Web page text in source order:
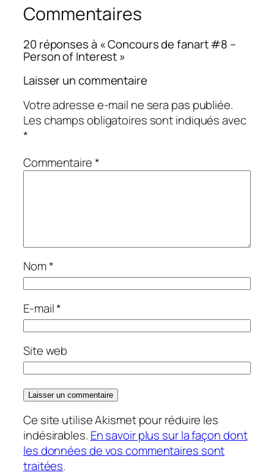
Commentaires
20 réponses à « Concours de fanart #8 –
Person of Interest »
Laisser un commentaire
Votre adresse e-mail ne sera pas publiée.
Les champs obligatoires sont indiqués avec
*
Commentaire*
Nom*
E-mail*
Site web
Ce site utilise Akismet pour réduire les
indésirables. En savoir plus sur la façon dont
les données de vos commentaires sont
traitées.